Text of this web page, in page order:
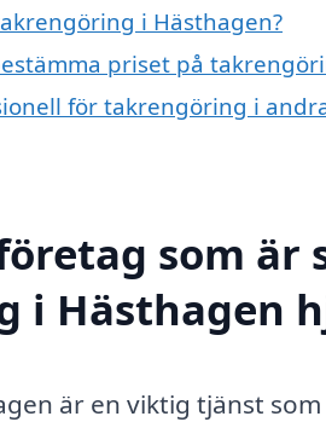
i Hästhagen?
priset på
för takrengöring i
som är
i Hästhagen
är en viktig tjänst